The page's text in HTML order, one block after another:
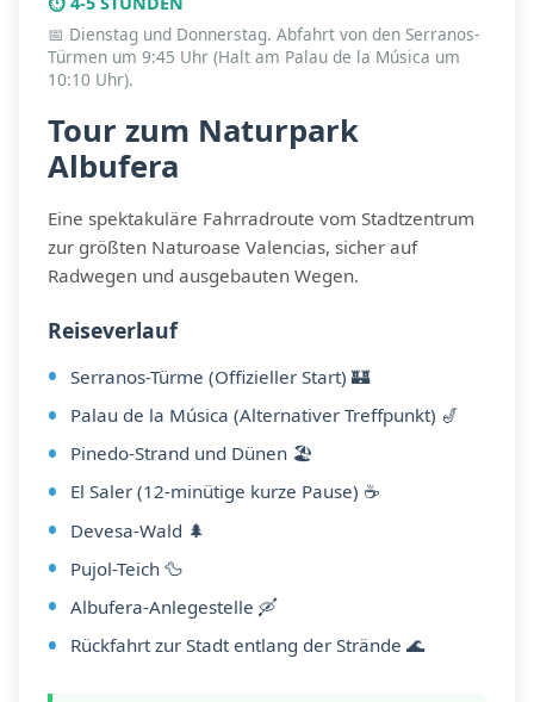
📅 Dienstag und Donnerstag. Abfahrt von den Serranos-
Türmen um 9:45 Uhr (Halt am Palau de la Música um
10:10 Uhr).
Tour zum Naturpark
Albufera
Eine spektakuläre Fahrradroute vom Stadtzentrum
zur größten Naturoase Valencias, sicher auf
Radwegen und ausgebauten Wegen.
Reiseverlauf
Serranos-Türme (Offizieller Start) 🏰
Palau de la Música (Alternativer Treffpunkt) 🎷
Pinedo-Strand und Dünen 🏖️
El Saler (12-minütige kurze Pause) ☕
Devesa-Wald 🌲
Pujol-Teich 🦆
Albufera-Anlegestelle 🛶
Rückfahrt zur Stadt entlang der Strände 🌊